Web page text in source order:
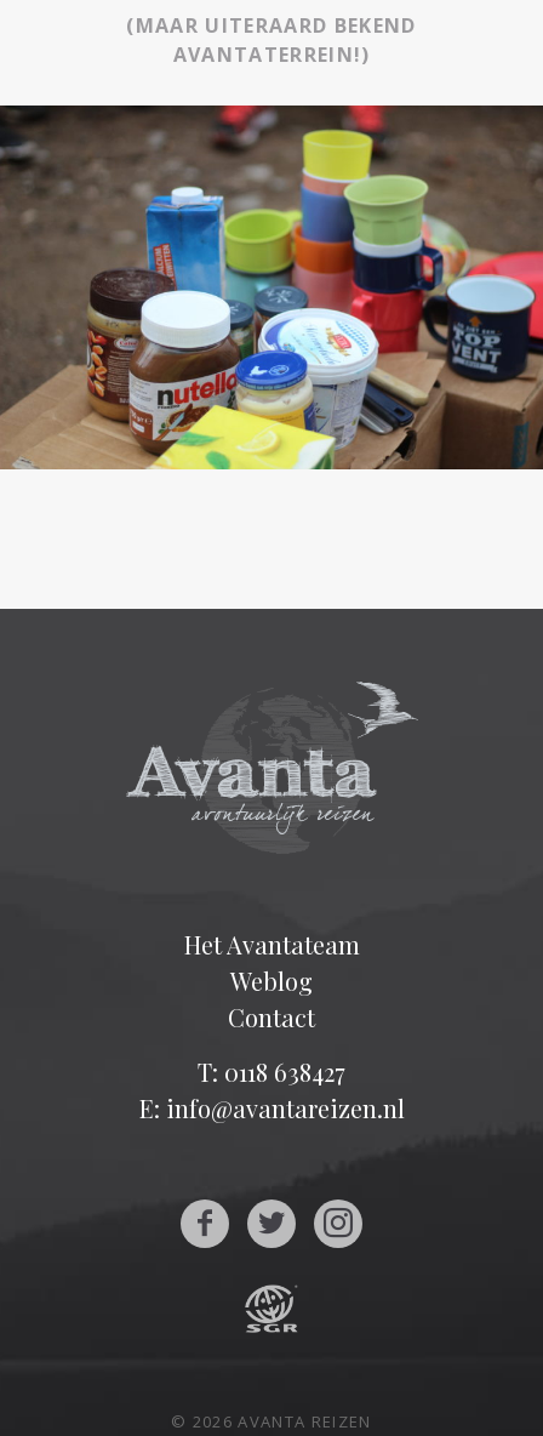
(MAAR UITERAARD BEKEND
AVANTATERREIN!)
Het Avantateam
Weblog
Contact
T: 0118 638427
E: info@avantareizen.nl
© 2026 AVANTA REIZEN